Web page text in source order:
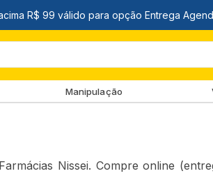
Manipulação
Nissei. Compre online